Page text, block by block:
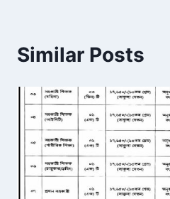
Similar Posts